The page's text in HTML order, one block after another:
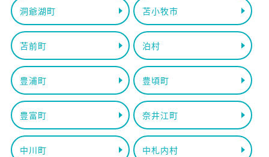
洞爺湖町 苫小牧市
苫前町 泊村
豊浦町 豊頃町
豊富町 奈井江町
中川町 中札内村